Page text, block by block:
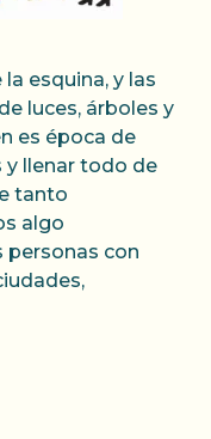
esquina, y las
luces, árboles y
es época de
y llenar todo de
tanto
algo
personas con